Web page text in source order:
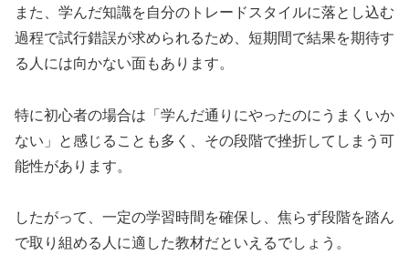
また、学んだ知識を自分のトレードスタイルに落とし込む
過程で試行錯誤が求められるため、短期間で結果を期待す
る人には向かない面もあります。
特に初心者の場合は「学んだ通りにやったのにうまくいか
ない」と感じることも多く、その段階で挫折してしまう可
能性があります。
したがって、一定の学習時間を確保し、焦らず段階を踏ん
で取り組める人に適した教材だといえるでしょう。